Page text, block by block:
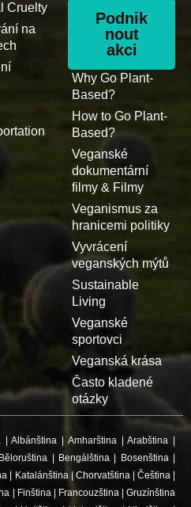
Cruelty
na
Podnik
nout
akci
Why Go Plant-
Based?
How to Go Plant-
Based?
Veganské
dokumentární
filmy & Filmy
Veganismus za
hranicemi politiky
Vyvrácení
veganských mýtů
Sustainable
Living
Veganské
sportovci
Veganská krása
Často kladené
otázky
|Albánština Amharština|Arabština
Běloruština Bengálština Bosenština|
Katalánština| Chorvatština| Čeština|
Finština| Francouzština|Gruzínština